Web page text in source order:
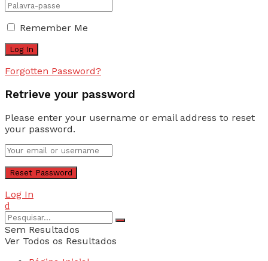
Remember Me
Forgotten Password?
Retrieve your password
Please enter your username or email address to reset
your password.
Log In
Sem Resultados
Ver Todos os Resultados